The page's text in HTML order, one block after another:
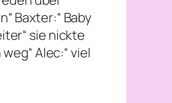
Baxter:“ Baby
sie nickte
Alec:“ viel